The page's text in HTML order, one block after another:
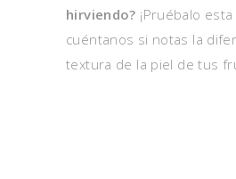
hirviendo? ¡Pruébalo
cuéntanos si notas la
textura de la piel de tus